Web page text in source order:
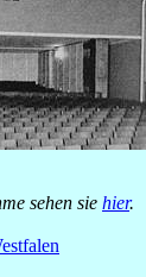
sehen sie hier.